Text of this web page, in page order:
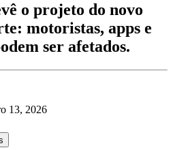
o projeto do novo
motoristas, apps e
ser afetados.
13, 2026